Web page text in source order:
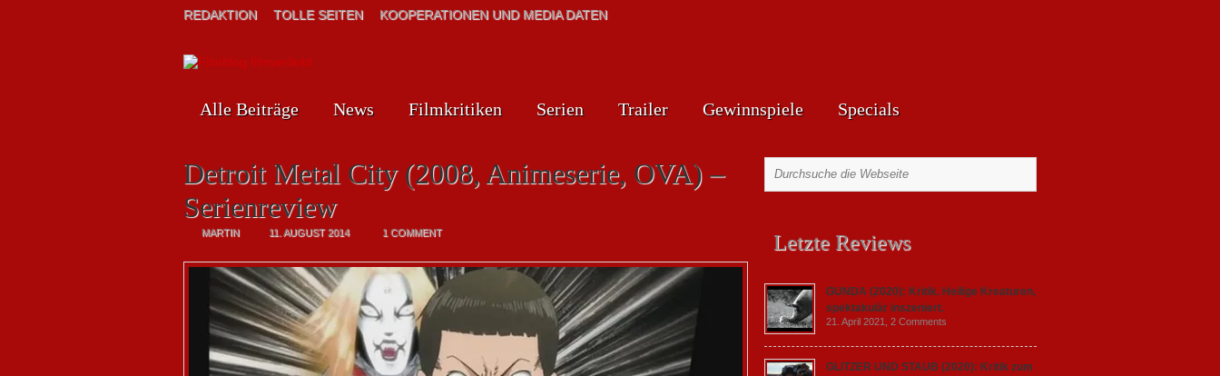
REDAKTION TOLLE SEITEN KOOPERATIONEN UND MEDIA DATEN
Alle Beiträge News Filmkritiken Serien Trailer Gewinnspiele Specials
Detroit Metal City (2008, Animeserie, OVA) –
Serienreview
MARTIN 11. AUGUST 2014 1 COMMENT Letzte Reviews
GUNDA (2020): Kritik. Heilige Kreaturen,
spektakulär inszeniert.
21. April 2021, 2 Comments
GLITZER UND STAUB (2020): Kritik zum